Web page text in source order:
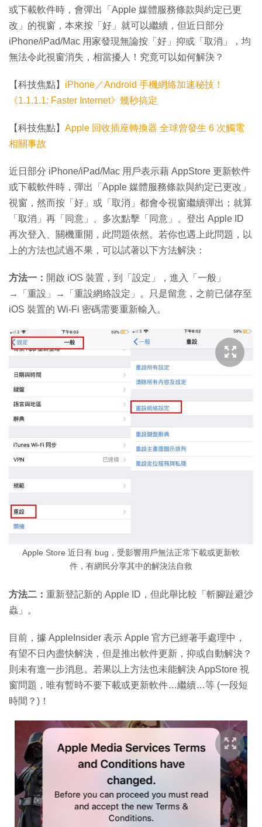
或下載軟件時，會彈出「Apple 媒體服務條款與約定已更
改」的視窗，本來按「好」就可以繼續，但近日部分
iPhone/iPad/Mac 用家發現無論按「好」抑或「取消」，均
無法令此視窗消失，相當擾人！究竟可以如何解決？
【科技焦點】 iPhone／Android 手機網絡加速秘技！
《1.1.1.1: Faster Internet》幾秒搞定
【科技焦點】 Apple 回收插座轉換器 全球曾發生 6 次觸電
相關事故
近日部分 iPhone/iPad/Mac 用戶表示藉 AppStore 更新軟件
或下載軟件時，彈出「Apple 媒體服務條款與約定已更改」
視窗，然而按「好」或「取消」都會令視窗繼續彈出；就算
「取消」再「同意」、多次點擊「同意」、登出 Apple ID
再次登入、關機重開，此問題依然。若你也遇上此問題，以
上的方法也試過不果，可以試著以下方法解決：
方法一： 開啟 iOS 裝置，到「設定」，進入「一般」
→「重設」→「重設網絡設定」。只是留意，之前已儲存至
iOS 裝置的 Wi-Fi 密碼需要重新輸入。
Apple Store 近日有 bug，受影響用戶無法正常下載或更新軟
件，有網民分享其中的解決法自救
方法二： 重新登記新的 Apple ID，但此舉比較「斬腳趾避沙
蟲」。
目前，據 AppleInsider 表示 Apple 官方已經著手處理中，
有望不日內盡快解決，但是推出軟件更新，抑或自動解決？
則未有進一步消息。若果以上方法也未能解決 AppStore 視
窗問題，唯有暫時不要下載或更新軟件…繼續…等 (一段短
時間？)！